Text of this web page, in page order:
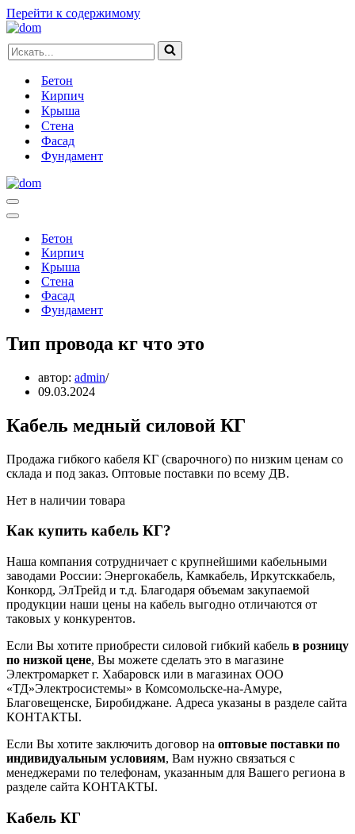
Перейти к содержимому
Искать...
Бетон
Кирпич
Крыша
Стена
Фасад
Фундамент
Меню
навигации
Меню
навигацииБетон
Кирпич
Крыша
Стена
Фасад
Фундамент
Тип провода кг что это
автор: admin
09.03.2024
Кабель медный силовой КГ
Продажа гибкого кабеля КГ (сварочного) по низким ценам со
склада и под заказ. Оптовые поставки по всему ДВ.
Нет в наличии товара
Как купить кабель КГ?
Наша компания сотрудничает с крупнейшими кабельными
заводами России: Энергокабель, Камкабель, Иркутсккабель,
Конкорд, ЭлТрейд и т.д. Благодаря объемам закупаемой
продукции наши цены на кабель выгодно отличаются от
таковых у конкурентов.
Если Вы хотите приобрести силовой гибкий кабель в розницу
по низкой цене, Вы можете сделать это в магазине
Электромаркет г. Хабаровск или в магазинах ООО
«ТД»Электросистемы» в Комсомольске-на-Амуре,
Благовещенске, Биробиджане. Адреса указаны в разделе сайта
КОНТАКТЫ.
Если Вы хотите заключить договор на оптовые поставки по
индивидуальным условиям, Вам нужно связаться с
менеджерами по телефонам, указанным для Вашего региона в
разделе сайта КОНТАКТЫ.
Кабель КГ